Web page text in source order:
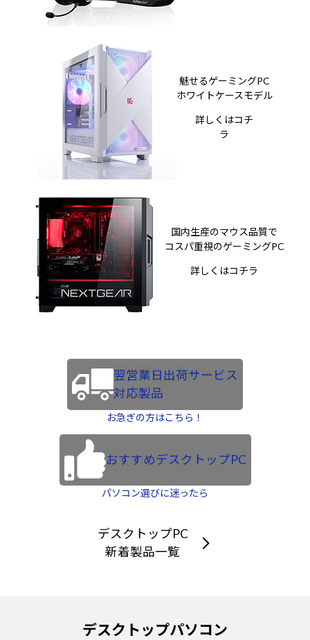
魅せるゲーミングPC
ホワイトケースモデル
詳しくはコチ
ラ
国内生産のマウス品質で
コスパ重視のゲーミングPC
詳しくはコチラ
翌営業日出荷サービス
対応製品
お急ぎの方はこちら！
おすすめデスクトップPC
パソコン選びに迷ったら
デスクトップPC
新着製品一覧
デスクトップパソコン